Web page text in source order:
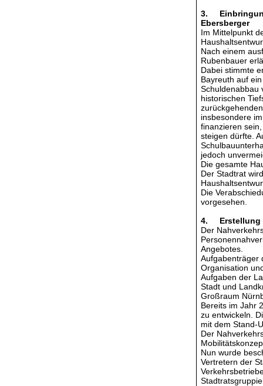
3.
Ebersberger
Im Mittelpunkt
Nach einem
Rubenbauer
Dabei stimmte
Bayreuth auf
Schuldenabbau
historischen
insbesondere
finanzieren
steigen dürfte.
jedoch
Die gesamte
Der Stadtrat
Die
vorgesehen.
4. Erstellung
Der
Angebotes.
Aufgabenträger
Organisation
Aufgaben der
Stadt und
Großraum
Bereits im Jahr
zu entwickeln.
mit dem Stand-
Der
Nun wurde
Vertretern der